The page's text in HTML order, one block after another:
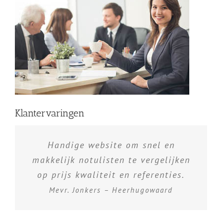
Klantervaringen
Handige website om snel en
makkelijk notulisten te vergelijken
op prijs kwaliteit en referenties.
Mevr. Jonkers – Heerhugowaard